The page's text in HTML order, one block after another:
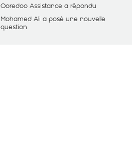
Ooredoo Assistance a répondu
Mohamed Ali a posé une nouvelle
question